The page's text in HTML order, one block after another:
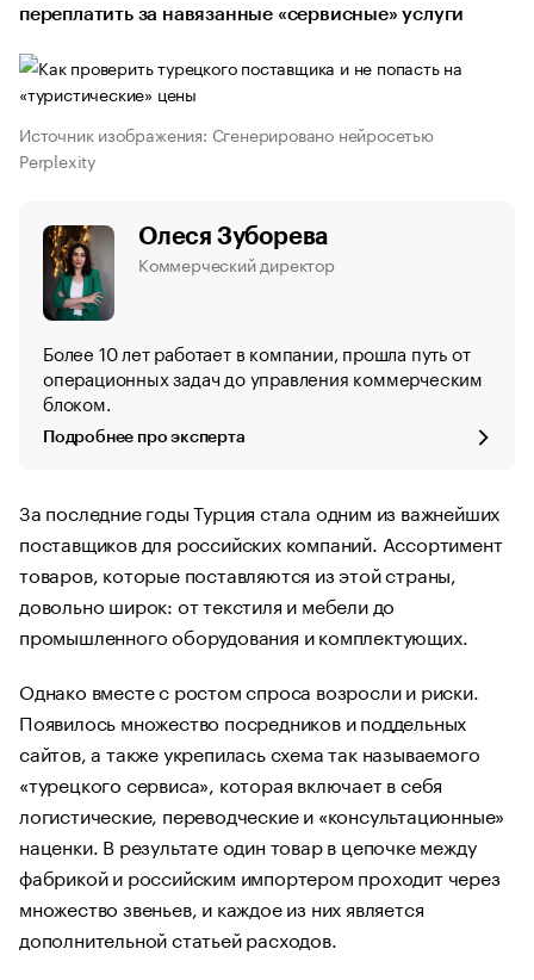
переплатить за навязанные «сервисные» услуги
Источник изображения: Сгенерировано нейросетью
Perplexity
Олеся Зуборева
Коммерческий директор
Более 10 лет работает в компании, прошла путь от
операционных задач до управления коммерческим
блоком.
Подробнее про эксперта
За последние годы Турция стала одним из важнейших
поставщиков для российских компаний. Ассортимент
товаров, которые поставляются из этой страны,
довольно широк: от текстиля и мебели до
промышленного оборудования и комплектующих.
Однако вместе с ростом спроса возросли и риски.
Появилось множество посредников и поддельных
сайтов, а также укрепилась схема так называемого
«турецкого сервиса», которая включает в себя
логистические, переводческие и «консультационные»
наценки. В результате один товар в цепочке между
фабрикой и российским импортером проходит через
множество звеньев, и каждое из них является
дополнительной статьей расходов.